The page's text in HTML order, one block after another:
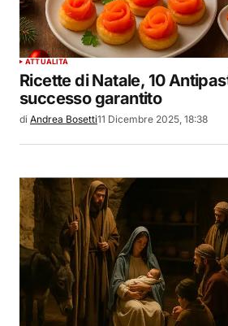
ATTUALITÀ
Ricette di Natale, 10
successo garantito
di Andrea Bosetti11 Dicembre 2025, 18:38